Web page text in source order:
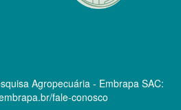
Agropecuária - Embrapa SAC:
fale-conosco